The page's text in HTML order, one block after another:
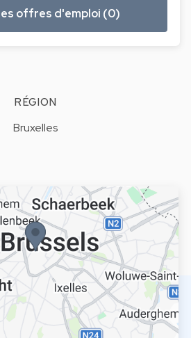
offres d'emploi (0)
RÉGION
Bruxelles